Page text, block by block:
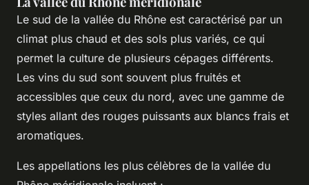
Le sud de la vallée du Rhône est caractérisé par un
climat plus chaud et des sols plus variés, ce qui
permet la culture de plusieurs cépages différents.
Les vins du sud sont souvent plus fruités et
accessibles que ceux du nord, avec une gamme de
styles allant des rouges puissants aux blancs frais et
aromatiques.
Les appellations les plus célèbres de la vallée du